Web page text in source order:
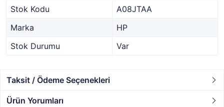
Stok Kodu
A08JTAA
Marka
HP
Stok Durumu
Var
Taksit / Ödeme Seçenekleri
Ürün Yorumları